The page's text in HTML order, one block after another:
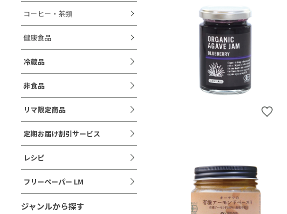
コーヒー・茶類
健康食品
冷蔵品
非食品
リマ限定商品
定期お届け割引サービス
レシピ
フリーペーパー LM
ジャンルから探す